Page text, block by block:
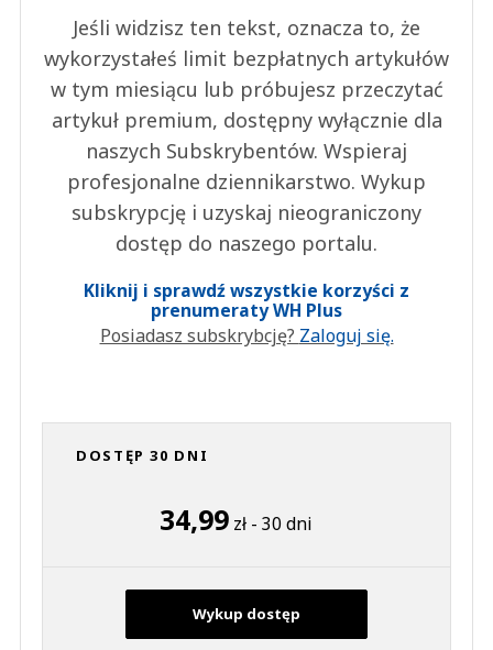
Jeśli widzisz ten tekst, oznacza to, że
wykorzystałeś limit bezpłatnych artykułów
w tym miesiącu lub próbujesz przeczytać
artykuł premium, dostępny wyłącznie dla
naszych Subskrybentów. Wspieraj
profesjonalne dziennikarstwo. Wykup
subskrypcję i uzyskaj nieograniczony
dostęp do naszego portalu.
Kliknij i sprawdź wszystkie korzyści z
prenumeraty WH Plus
Posiadasz subskrybcję? Zaloguj się.
DOSTĘP 30 DNI
34,99 zł - 30 dni
Wykup dostęp